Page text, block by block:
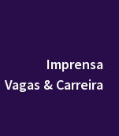
Imprensa
Vagas & Carreira